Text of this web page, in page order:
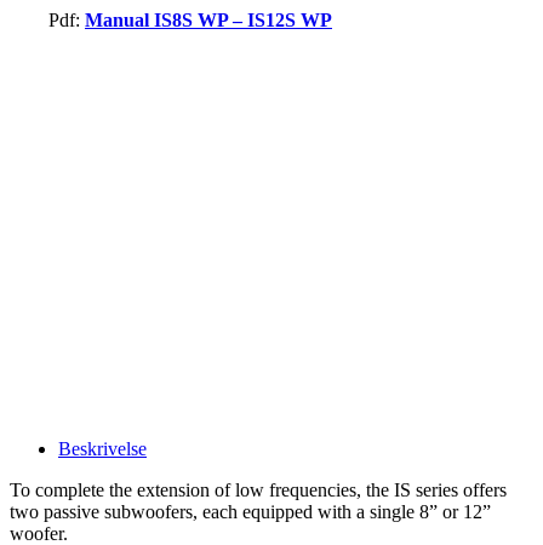
Pdf: Manual IS8S WP – IS12S WP
Beskrivelse
To complete the extension of low frequencies, the IS series offers
two passive subwoofers, each equipped with a single 8” or 12”
woofer.